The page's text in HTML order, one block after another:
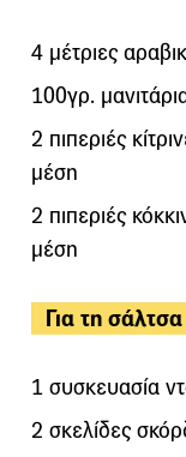
4 μέτριες
100γρ.
2 πιπεριές
μέση
2 πιπεριές
μέση
Για τη
1 συσκευασία
2 σκελίδες